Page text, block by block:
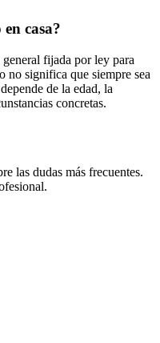
casa?
fijada por ley para
no significa que siempre sea
de la edad, la
concretas.
las dudas más frecuentes.